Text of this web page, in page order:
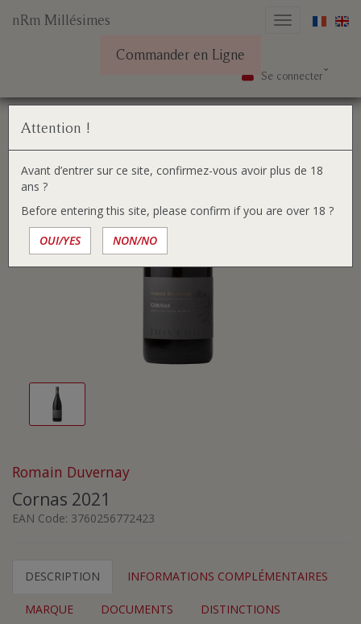
au
contenu
Commander en Ligne
Basculer
nRm Millésimes
Se connecter
êtes
ici :
Romain Duvernay
Cornas 2021
EAN Code: 3760256772423
DESCRIPTION INFORMATIONS COMPLÉMENTAIRES
MARQUE DOCUMENTS DISTINCTIONS
Attention !
Avant d’entrer sur ce site, confirmez-vous avoir plus de 18
ans ?
Before entering this site, please confirm if you are over 18 ?
OUI/YES
NON/NO